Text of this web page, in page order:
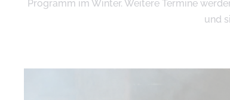
Programm im Winter. Weitere Termine
und